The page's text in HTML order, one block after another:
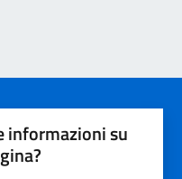
informazioni su